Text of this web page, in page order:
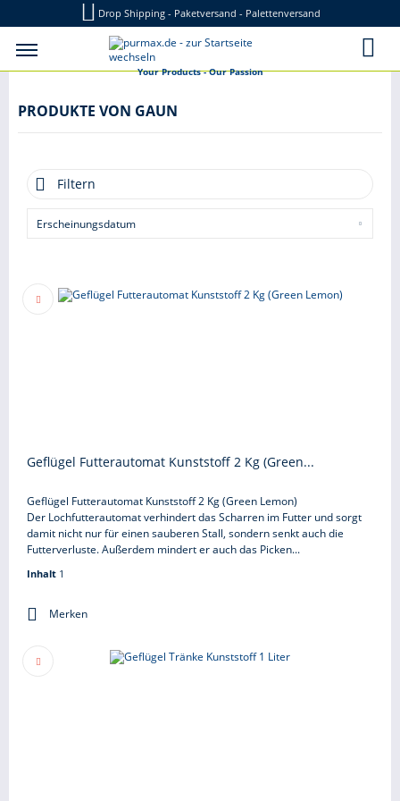
Drop Shipping - Paketversand - Palettenversand
Your Products - Our Passion
PRODUKTE VON GAUN
Filtern
Geflügel Futterautomat Kunststoff 2 Kg (Green...
Geflügel Futterautomat Kunststoff 2 Kg (Green Lemon)
Der Lochfutterautomat verhindert das Scharren im Futter und sorgt
damit nicht nur für einen sauberen Stall, sondern senkt auch die
Futterverluste. Außerdem mindert er auch das Picken...
Inhalt 1
Merken